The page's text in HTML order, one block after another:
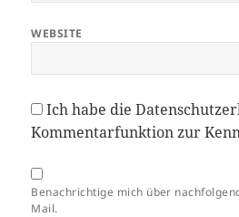
WEBSITE
Ich habe die
Kommentarfunktion zur
Benachrichtige mich über
Mail.